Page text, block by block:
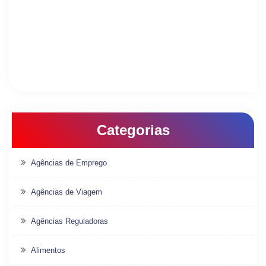
Categorias
Agências de Emprego
Agências de Viagem
Agências Reguladoras
Alimentos